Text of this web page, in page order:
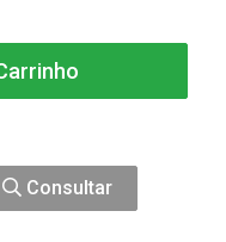
Consultar